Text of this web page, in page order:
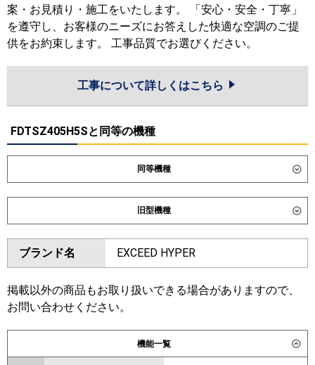
案・お見積り・施工をいたします。 「安心・安全・丁寧」
を遵守し、お客様のニーズにお答えした快適な空調のご提
供をお約束します。 工事品質でお選びください。
工事について詳しくはこちら
FDTSZ405H5Sと同等の機種
同等機種
ダイキン SSRK40DT SSRK40DNT
東芝 GSXA04013XU GSXA04013MUB
三菱電機 PMZ-ZRMP40F6
ZRMP40FF6
日立 RCIS-GP40RGH8
三菱重工 FDTSZ406H6S
パナソニック PA-P40DM7GNC PA-P40DM7GC
旧型機種
ダイキン SSRK40CT SSRK40CNT
SSRK40BYNT SSRK40BYT
SSRK40BJT SSRK40BJNT
SSRK40BFT SSRK40BFNT
SSRK40BCNT
東芝 RSXA04033MUB RSXA04033MU
RSXA04033XU
ブランド名 EXCEED HYPER
掲載以外の商品もお取り扱いできる場合がありますので、
お問い合わせください。
機能一覧